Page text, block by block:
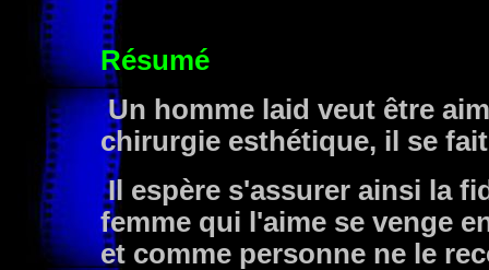
Résumé
Un homme laid veut être
chirurgie esthétique, il se
Il espère s'assurer ainsi la
femme qui l'aime se venge
et comme personne ne le